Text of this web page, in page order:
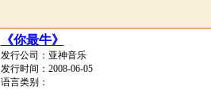
《你最牛》
发行公司：亚神音乐
发行时间：2008-06-05
语言类别：